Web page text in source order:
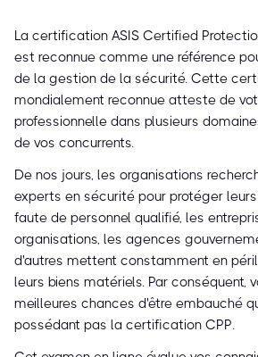
La certification ASIS Certified
est reconnue comme une référence
de la gestion de la sécurité. Cette
mondialement reconnue atteste de
professionnelle dans plusieurs
de vos concurrents.
De nos jours, les organisations
experts en sécurité pour protéger
faute de personnel qualifié, les
organisations, les agences
d'autres mettent constamment en
leurs biens matériels. Par conséquent,
meilleures chances d'être embauché
possédant pas la certification CPP.